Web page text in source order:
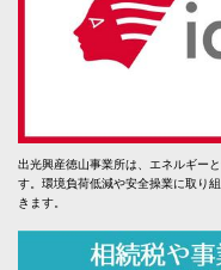
出光興産徳山事業所は、エネルギー
す。環境負荷低減や安全操業に取り
きます。